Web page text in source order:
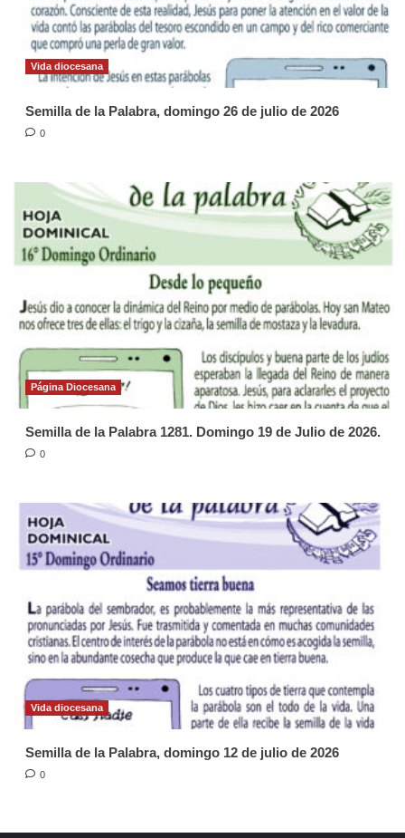
Vida diocesana
Semilla de la Palabra, domingo 26 de julio de 2026
0
Página Diocesana
Semilla de la Palabra 1281. Domingo 19 de Julio de 2026.
0
Vida diocesana
Semilla de la Palabra, domingo 12 de julio de 2026
0